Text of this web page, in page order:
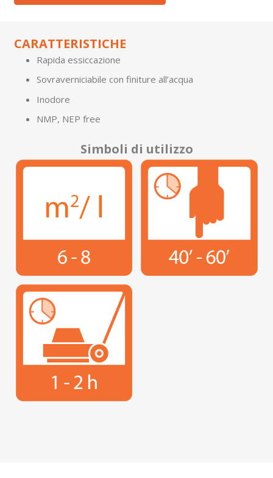
CARATTERISTICHE
Rapida essiccazione
Sovraverniciabile con finiture all’acqua
Inodore
NMP, NEP free
Simboli di utilizzo